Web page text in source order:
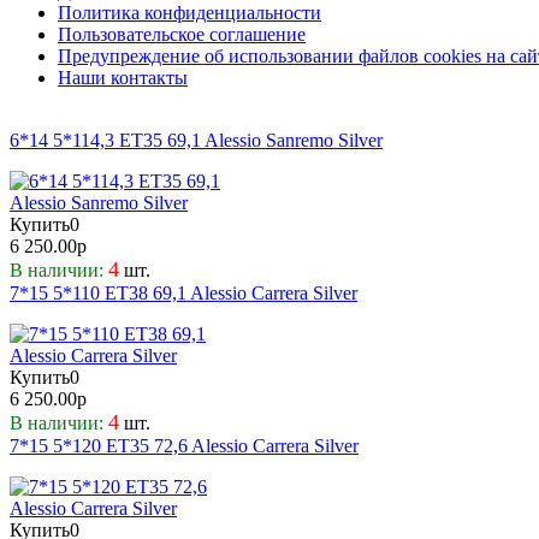
Политика конфиденциальности
Пользовательское соглашение
Предупреждение об использовании файлов cookies на
Наши контакты
6*14 5*114,3 ET35 69,1 Alessio Sanremo Silver
Купить0
6 250.00р
В наличии: 4 шт.
7*15 5*110 ET38 69,1 Alessio Carrera Silver
Купить0
6 250.00р
В наличии: 4 шт.
7*15 5*120 ET35 72,6 Alessio Carrera Silver
Купить0